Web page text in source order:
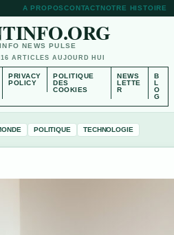
A PROPOSCONTACTNOTRE HISTOIRE
NEWS PULSE
16 ARTICLES AUJOURD HUI
PRIVACY
POLICY
POLITIQUE
DES
COOKIES
NEWS
LETTE
R
B
L
O
G
POLITIQUE TECHNOLOGIE